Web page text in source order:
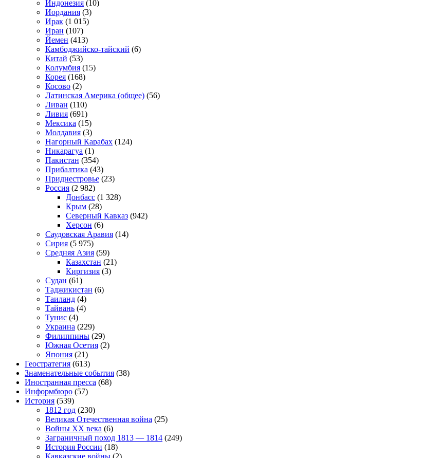
Индонезия (10)
Иордания (3)
Ирак (1 015)
Иран (107)
Йемен (413)
Камбоджийско-тайский (6)
Китай (53)
Колумбия (15)
Корея (168)
Косово (2)
Латинская Америка (общее) (56)
Ливан (110)
Ливия (691)
Мексика (15)
Молдавия (3)
Нагорный Карабах (124)
Никарагуа (1)
Пакистан (354)
Прибалтика (43)
Приднестровье (23)
Россия (2 982)
Донбасс (1 328)
Крым (28)
Северный Кавказ (942)
Херсон (6)
Саудовская Аравия (14)
Сирия (5 975)
Средняя Азия (59)
Казахстан (21)
Киргизия (3)
Судан (61)
Таджикистан (6)
Таиланд (4)
Тайвань (4)
Тунис (4)
Украина (229)
Филиппины (29)
Южная Осетия (2)
Япония (21)
Геостратегия (613)
Знаменательные события (38)
Иностранная пресса (68)
Информбюро (57)
История (539)
1812 год (230)
Великая Отечественная война (25)
Войны XX века (6)
Заграничный поход 1813 — 1814 (249)
История России (18)